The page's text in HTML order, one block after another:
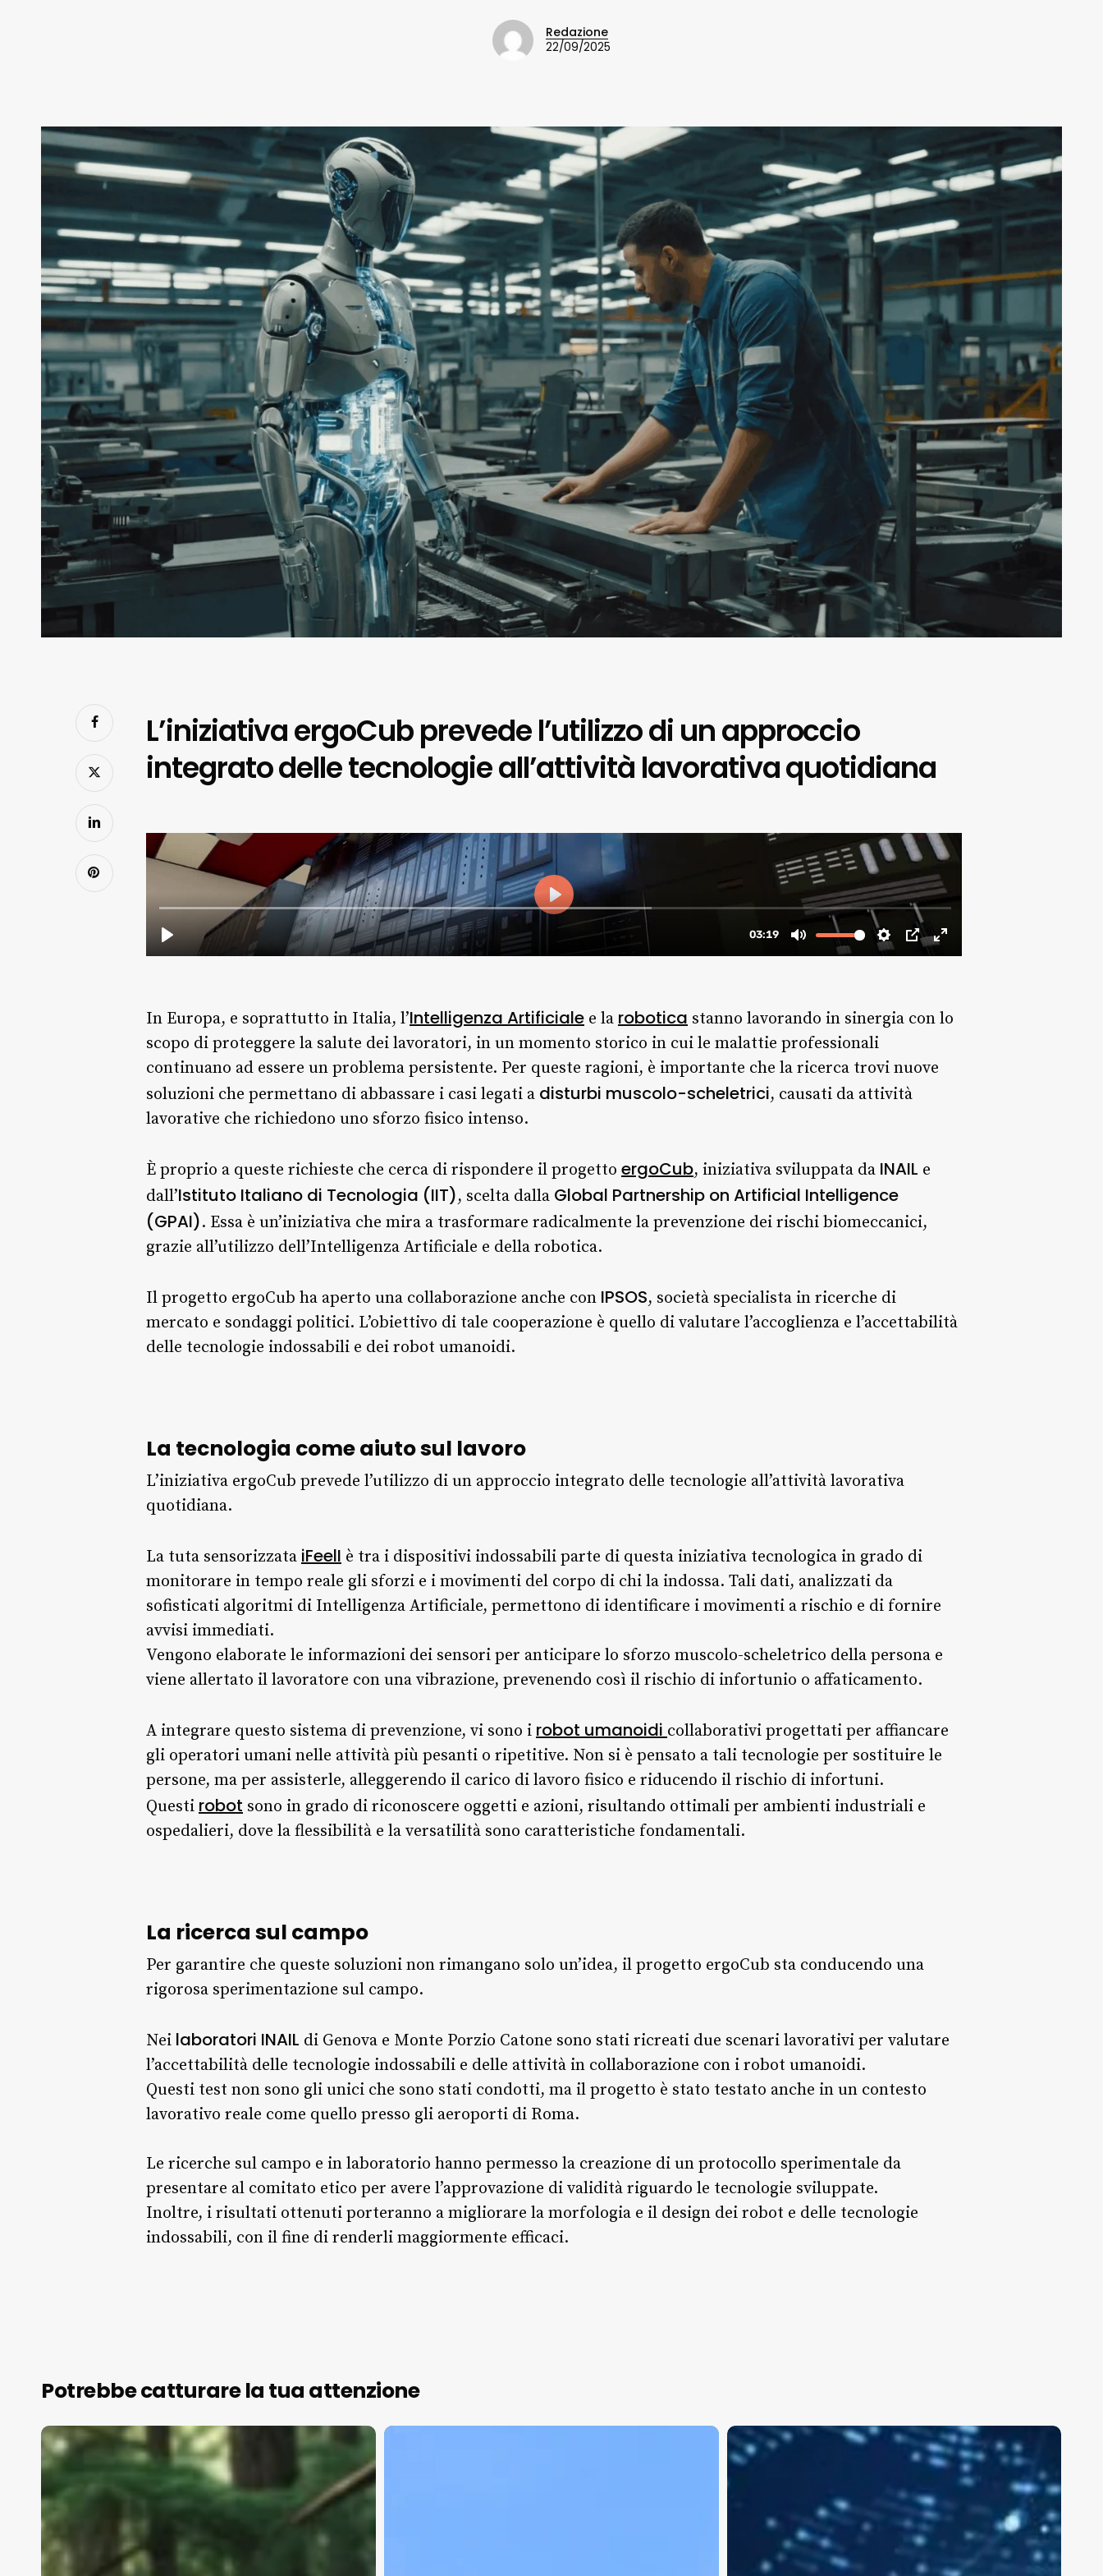
Redazione
22/09/2025
L’iniziativa ergoCub prevede l’utilizzo di un approccio
integrato delle tecnologie all’attività lavorativa quotidiana
In Europa, e soprattutto in Italia, l’Intelligenza Artificiale e la robotica stanno lavorando in sinergia con lo
scopo di proteggere la salute dei lavoratori, in un momento storico in cui le malattie professionali
continuano ad essere un problema persistente. Per queste ragioni, è importante che la ricerca trovi nuove
soluzioni che permettano di abbassare i casi legati a disturbi muscolo-scheletrici, causati da attività
lavorative che richiedono uno sforzo fisico intenso.
È proprio a queste richieste che cerca di rispondere il progetto ergoCub, iniziativa sviluppata da INAIL e
dall’Istituto Italiano di Tecnologia (IIT), scelta dalla Global Partnership on Artificial Intelligence
(GPAI). Essa è un’iniziativa che mira a trasformare radicalmente la prevenzione dei rischi biomeccanici,
grazie all’utilizzo dell’Intelligenza Artificiale e della robotica.
Il progetto ergoCub ha aperto una collaborazione anche con IPSOS, società specialista in ricerche di
mercato e sondaggi politici. L’obiettivo di tale cooperazione è quello di valutare l’accoglienza e l’accettabilità
delle tecnologie indossabili e dei robot umanoidi.
La tecnologia come aiuto sul lavoro
L’iniziativa ergoCub prevede l’utilizzo di un approccio integrato delle tecnologie all’attività lavorativa
quotidiana.
La tuta sensorizzata iFeelI è tra i dispositivi indossabili parte di questa iniziativa tecnologica in grado di
monitorare in tempo reale gli sforzi e i movimenti del corpo di chi la indossa. Tali dati, analizzati da
sofisticati algoritmi di Intelligenza Artificiale, permettono di identificare i movimenti a rischio e di fornire
avvisi immediati.
Vengono elaborate le informazioni dei sensori per anticipare lo sforzo muscolo-scheletrico della persona e
viene allertato il lavoratore con una vibrazione, prevenendo così il rischio di infortunio o affaticamento.
A integrare questo sistema di prevenzione, vi sono i robot umanoidi collaborativi progettati per affiancare
gli operatori umani nelle attività più pesanti o ripetitive. Non si è pensato a tali tecnologie per sostituire le
persone, ma per assisterle, alleggerendo il carico di lavoro fisico e riducendo il rischio di infortuni.
Questi robot sono in grado di riconoscere oggetti e azioni, risultando ottimali per ambienti industriali e
ospedalieri, dove la flessibilità e la versatilità sono caratteristiche fondamentali.
La ricerca sul campo
Per garantire che queste soluzioni non rimangano solo un’idea, il progetto ergoCub sta conducendo una
rigorosa sperimentazione sul campo.
Nei laboratori INAIL di Genova e Monte Porzio Catone sono stati ricreati due scenari lavorativi per valutare
l’accettabilità delle tecnologie indossabili e delle attività in collaborazione con i robot umanoidi.
Questi test non sono gli unici che sono stati condotti, ma il progetto è stato testato anche in un contesto
lavorativo reale come quello presso gli aeroporti di Roma.
Le ricerche sul campo e in laboratorio hanno permesso la creazione di un protocollo sperimentale da
presentare al comitato etico per avere l’approvazione di validità riguardo le tecnologie sviluppate.
Inoltre, i risultati ottenuti porteranno a migliorare la morfologia e il design dei robot e delle tecnologie
indossabili, con il fine di renderli maggiormente efficaci.
Potrebbe catturare la tua attenzione